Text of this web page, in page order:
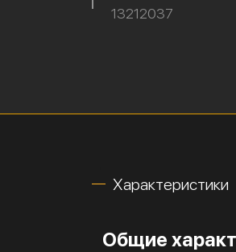
13212037
Характеристики
Общие